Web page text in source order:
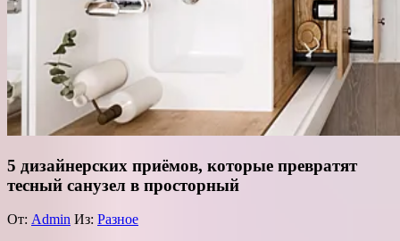
5 дизайнерских приёмов, которые превратят
тесный санузел в просторный
От: Admin Из: Разное